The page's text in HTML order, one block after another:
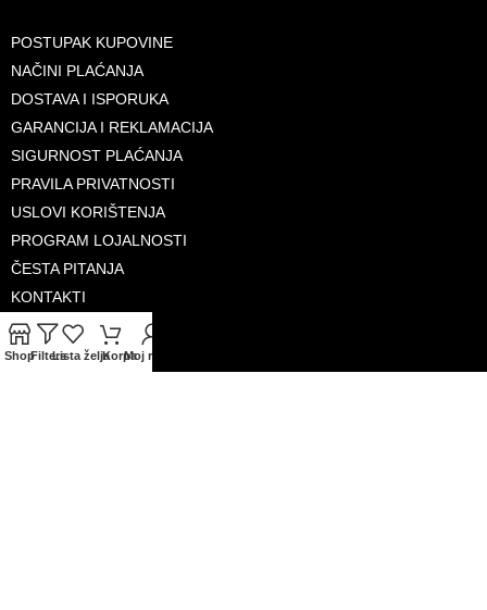
POSTUPAK KUPOVINE
NAČINI PLAĆANJA
DOSTAVA I ISPORUKA
GARANCIJA I REKLAMACIJA
SIGURNOST PLAĆANJA
PRAVILA PRIVATNOSTI
USLOVI KORIŠTENJA
PROGRAM LOJALNOSTI
ČESTA PITANJA
KONTAKTI
O NAMA
ShopFiltersLista željaKorpaMoj račun